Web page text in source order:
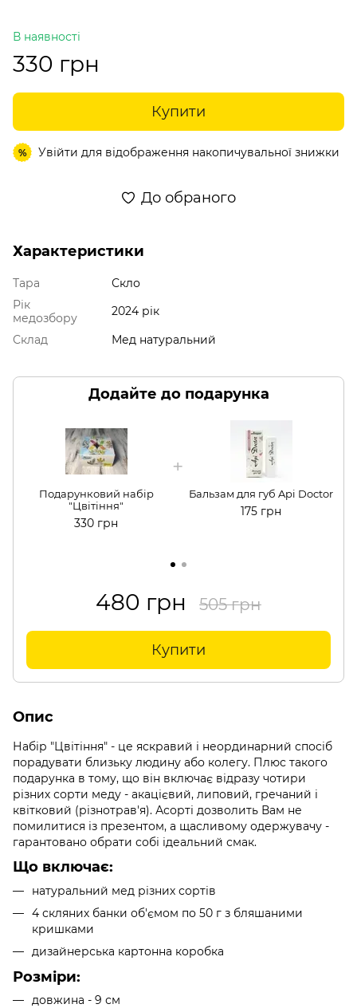
В наявності
330 грн
Купити
% Увійти для відображення накопичувальної знижки
До обраного
Характеристики
Тара
Скло
Рік
медозбору
2024 рік
Склад
Мед натуральний
Додайте до подарунка
Подарунковий набір
"Цвітіння"
330 грн
Бальзам для губ Api Doctor
175 грн
480 грн 505 грн
Купити
Опис
Набір "Цвітіння" - це яскравий і неординарний спосіб
порадувати близьку людину або колегу. Плюс такого
подарунка в тому, що він включає відразу чотири
різних сорти меду - акацієвий, липовий, гречаний і
квітковий (різнотрав'я). Асорті дозволить Вам не
помилитися із презентом, а щасливому одержувачу -
гарантовано обрати собі ідеальний смак.
Що включає:
натуральний мед різних сортів
4 скляних банки об'ємом по 50 г з бляшаними
кришками
дизайнерська картонна коробка
Розміри:
довжина - 9 см